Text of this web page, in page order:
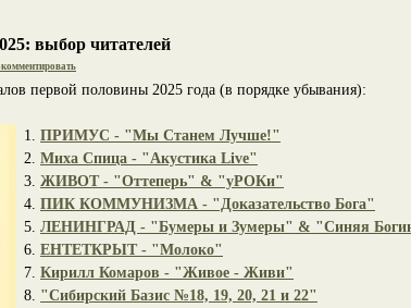
выбор читателей
первой половины 2025 года (в порядке убывания):
1. ПРИМУС - "Мы Станем Лучше!"
2. Миха Спица - "Акустика Live"
3. ЖИВОТ - "Оттеперь" & "уРОКи"
4. ПИК КОММУНИЗМА - "Доказательство Бога"
5. ЛЕНИНГРАД - "Бумеры и Зумеры" & "Синяя
6. ЕНТЕТКРЫТ - "Молоко"
7. Кирилл Комаров - "Живое - Живи"
8. "Сибирский Базис №18, 19, 20, 21 и 22"